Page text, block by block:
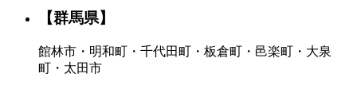
【群馬県】
館林市・明和町・千代田町・板倉町・邑楽町・大泉
町・太田市